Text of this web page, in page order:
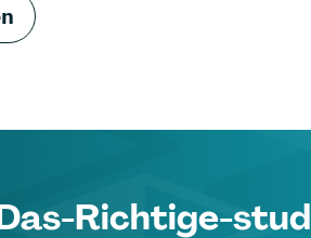
Richtige-